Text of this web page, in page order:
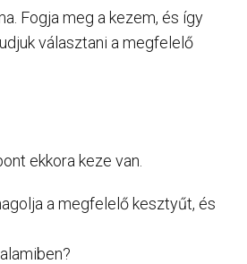
Fogja meg a kezem, és így
választani a megfelelő
ekkora keze van.
a megfelelő kesztyűt, és